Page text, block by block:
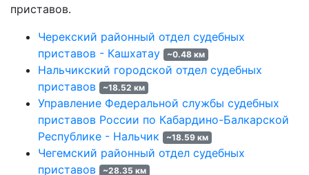
приставов.
Черекский районный отдел судебных
приставов - Кашхатау
~0.48 км
Нальчикский городской отдел судебных
приставов
~18.52 км
Управление Федеральной службы судебных
приставов России по Кабардино-Балкарской
Республике - Нальчик
~18.59 км
Чегемский районный отдел судебных
приставов
~28.35 км